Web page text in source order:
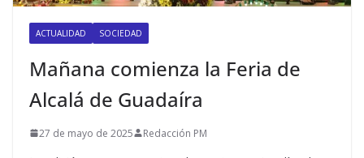
ACTUALIDAD SOCIEDAD
Mañana comienza la Feria de
Alcalá de Guadaíra
27 de mayo de 2025 Redacción PM